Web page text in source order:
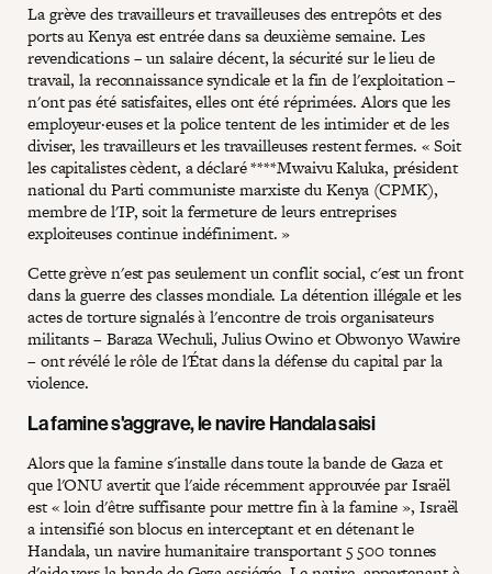
La grève des travailleurs et travailleuses des entrepôts et des
ports au Kenya est entrée dans sa deuxième semaine. Les
revendications – un salaire décent, la sécurité sur le lieu de
travail, la reconnaissance syndicale et la fin de l'exploitation –
n'ont pas été satisfaites, elles ont été réprimées. Alors que les
employeur·euses et la police tentent de les intimider et de les
diviser, les travailleurs et les travailleuses restent fermes. « Soit
les capitalistes cèdent, a déclaré ****Mwaivu Kaluka, président
national du Parti communiste marxiste du Kenya (CPMK),
membre de l'IP, soit la fermeture de leurs entreprises
exploiteuses continue indéfiniment. »
Cette grève n'est pas seulement un conflit social, c'est un front
dans la guerre des classes mondiale. La détention illégale et les
actes de torture signalés à l'encontre de trois organisateurs
militants – Baraza Wechuli, Julius Owino et Obwonyo Wawire
– ont révélé le rôle de l'État dans la défense du capital par la
violence.
La famine s'aggrave, le navire Handala saisi
Alors que la famine s'installe dans toute la bande de Gaza et
que l'ONU avertit que l'aide récemment approuvée par Israël
est « loin d'être suffisante pour mettre fin à la famine », Israël
a intensifié son blocus en interceptant et en détenant le
Handala, un navire humanitaire transportant 5 500 tonnes